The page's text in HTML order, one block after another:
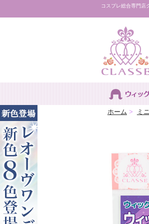
コスプレ総合専門店
ホーム > ミ